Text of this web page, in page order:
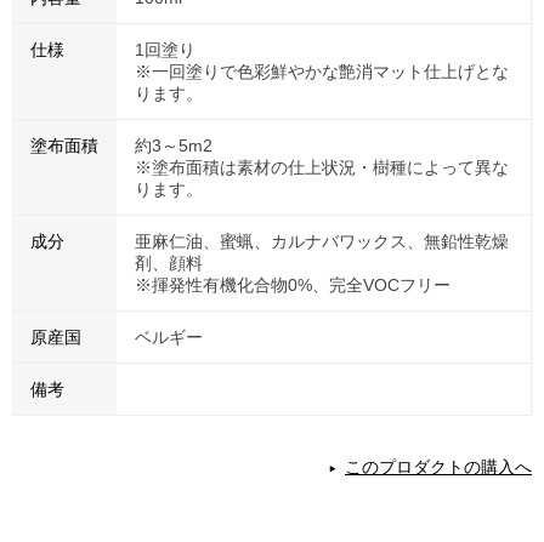
仕様
1回塗り
※一回塗りで色彩鮮やかな艶消マット仕上げとな
ります。
塗布面積
約3～5m2
※塗布面積は素材の仕上状況・樹種によって異な
ります。
成分
亜麻仁油、蜜蝋、カルナバワックス、無鉛性乾燥
剤、顔料
※揮発性有機化合物0%、完全VOCフリー
原産国 ベルギー
備考
このプロダクトの購入へ